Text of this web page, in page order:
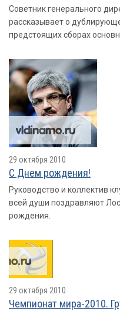
Советник генерального
рассказывает о
предстоящих сборах
29 октября 2010
С Днем рождения!
Руководство и коллектив
всей души поздравляют
рождения.
29 октября 2010
Чемпионат мира-2010.